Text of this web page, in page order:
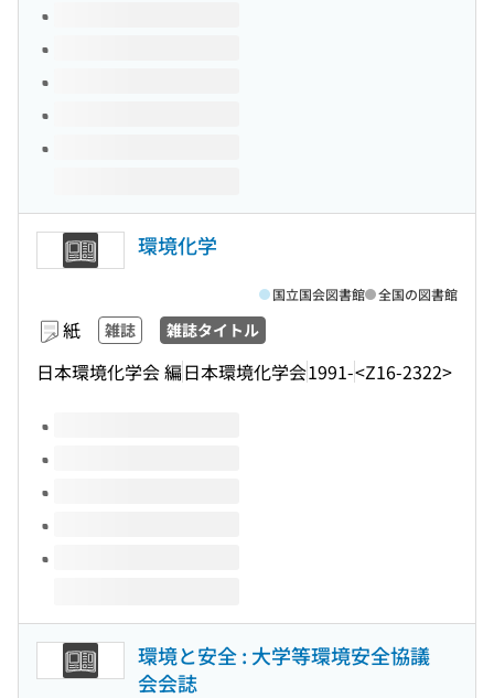
このタイトルの巻号
環境化学
紙 雑誌 雑誌タイトル
日本環境化学会 編日本環境化学会1991-<Z16-2322>
国立国会図書館 全国の図書館
このタイトルの巻号
環境と安全 : 大学等環境安全協議
会会誌